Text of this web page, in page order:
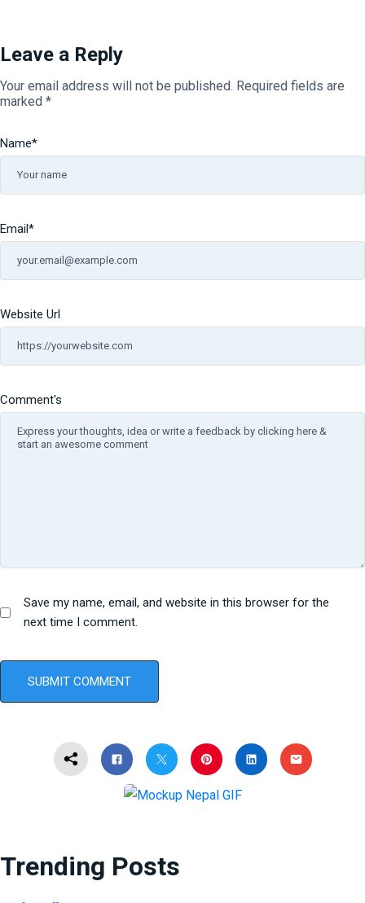
Leave a Reply
Your email address will not be published. Required fields are
marked *
Comment's
Name*
Email *
Website Url
Save my name, email, and website in this browser for the
next time I comment.
Trending Posts